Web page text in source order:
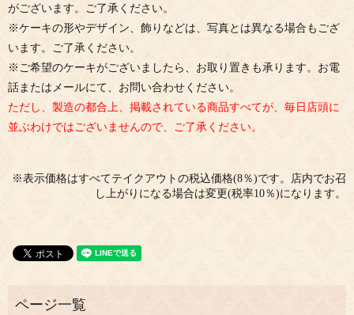
がございます。ご了承ください。
※ケーキの形やデザイン、飾りなどは、写真とは異なる場合もござ
います。ご了承ください。
※ご希望のケーキがございましたら、お取り置きも承ります。お電
話またはメールにて、お問い合わせください。
ただし、製造の都合上、掲載されている商品すべてが、毎日店頭に
並ぶわけではございませんので、ご了承ください。
※表示価格はすべてテイクアウトの税込価格(8％)です。店内でお召
し上がりになる場合は変更(税率10％)になります。